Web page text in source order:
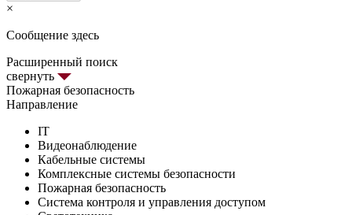
×
Сообщение здесь
Расширенный поиск
свернуть
Пожарная безопасность
Направление
IT
Видеонаблюдение
Кабельные системы
Комплексные системы безопасности
Пожарная безопасность
Система контроля и управления доступом